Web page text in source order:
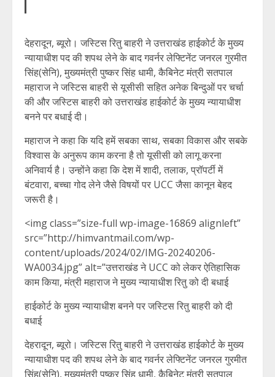
देहरादून, ब्यूरो। जस्टिस रितु बाहरी ने उत्तराखंड हाईकोर्ट के मुख्य
न्यायाधीश पद की शपथ लेने के बाद गवर्नर लेफ्टिनेंट जनरल गुरमीत
सिंह(सेनि), मुख्यमंत्री पुष्कर सिंह धामी, कैबिनेट मंत्री सतपाल
महाराज ने जस्टिस बाहरी से यूसीसी सहित अनेक बिन्दुओं पर चर्चा
की और जस्टिस बाहरी को उत्तराखंड हाईकोर्ट के मुख्य न्यायाधीश
बनने पर बधाई दी।
महाराज ने कहा कि यदि हमें सबका साथ, सबका विकास और सबके
विश्वास के अनुरूप काम करना है तो यूसीसी को लागू करना
अनिवार्य है। उन्होंने कहा कि देश में शादी, तलाक, प्रॉपर्टी में
बंटवारा, बच्चा गोद लेने जैसे विषयों पर UCC जैसा कानून बेहद
जरूरी है।
<img class=”size-full wp-image-16869 alignleft”
src=”http://himvantmail.com/wp-
content/uploads/2024/02/IMG-20240206-
WA0034.jpg” alt=”उत्तराखंड ने UCC को लेकर ऐतिहासिक
काम किया, मंत्री महाराज ने मुख्य न्यायाधीश रितु को दी बधाई
हाईकोर्ट के मुख्य न्यायाधीश बनने पर जस्टिस रितु बाहरी को दी
बधाई
देहरादून, ब्यूरो। जस्टिस रितु बाहरी ने उत्तराखंड हाईकोर्ट के मुख्य
न्यायाधीश पद की शपथ लेने के बाद गवर्नर लेफ्टिनेंट जनरल गुरमीत
सिंह(सेनि), मुख्यमंत्री पुष्कर सिंह धामी, कैबिनेट मंत्री सतपाल